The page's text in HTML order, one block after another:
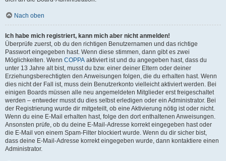
Nach oben
Ich habe mich registriert, kann mich aber nicht anmelden!
Überprüfe zuerst, ob du den richtigen Benutzernamen und das richtige
Passwort eingegeben hast. Wenn diese stimmen, dann gibt es zwei
Möglichkeiten. Wenn COPPA aktiviert ist und du angegeben hast, dass du
unter 13 Jahre alt bist, musst du bzw. einer deiner Eltern oder deiner
Erziehungsberechtigten den Anweisungen folgen, die du erhalten hast. Wenn
dies nicht der Fall ist, muss dein Benutzerkonto vielleicht aktiviert werden. Bei
einigen Boards müssen alle neu angemeldeten Mitglieder erst freigeschaltet
werden – entweder musst du dies selbst erledigen oder ein Administrator. Bei
der Registrierung wurde dir mitgeteilt, ob eine Aktivierung nötig ist oder nicht.
Wenn du eine E-Mail erhalten hast, folge den dort enthaltenen Anweisungen.
Ansonsten prüfe, ob du deine E-Mail-Adresse korrekt eingegeben hast oder
die E-Mail von einem Spam-Filter blockiert wurde. Wenn du dir sicher bist,
dass deine E-Mail-Adresse korrekt eingegeben wurde, dann kontaktiere einen
Administrator.